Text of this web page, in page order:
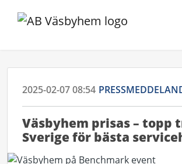
2025-02-07 08:54
Väsbyhem prisas – topp
Sverige för bästa